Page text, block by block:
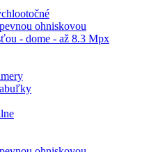
ohniskovou
- dome - až 8.3 Mpx